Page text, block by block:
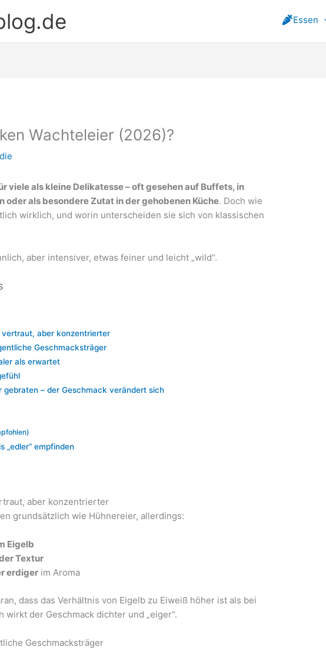
Essen
Wachteleier (2026)?
viele als kleine Delikatesse – oft gesehen auf Buffets, in
oder als besondere Zutat in der gehobenen Küche. Doch wie
wirklich, und worin unterscheiden sie sich von klassischen
aber intensiver, etwas feiner und leicht „wild“.
aber konzentrierter
Geschmacksträger
als erwartet
gebraten – der Geschmack verändert sich
„edler“ empfinden
aber konzentrierter
grundsätzlich wie Hühnereier, allerdings:
Eigelb
Textur
erdiger im Aroma
dass das Verhältnis von Eigelb zu Eiweiß höher ist als bei
wirkt der Geschmack dichter und „eiger“.
Geschmacksträger